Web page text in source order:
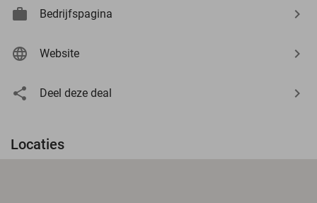
Bedrijfspagina
Website
Deel deze deal
Locaties